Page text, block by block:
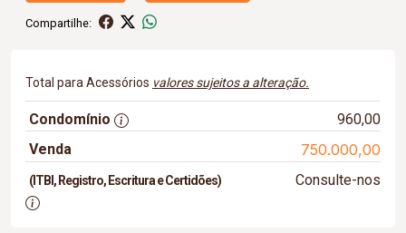
Compartilhe:
Total para Acessórios valores sujeitos a alteração.
Condomínio
960,00
Venda
750.000,00
(ITBI, Registro, Escritura e Certidões) Consulte-nos